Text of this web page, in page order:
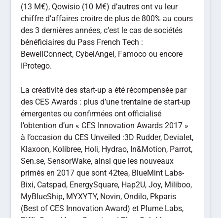
(13 M€), Qowisio (10 M€) d’autres ont vu leur
chiffre d’affaires croitre de plus de 800% au cours
des 3 dernières années, c’est le cas de sociétés
bénéficiaires du Pass French Tech :
BewellConnect, CybelAngel, Famoco ou encore
IProtego.
La créativité des start-up a été récompensée par
des CES Awards : plus d’une trentaine de start-up
émergentes ou confirmées ont officialisé
l’obtention d’un « CES Innovation Awards 2017 »
à l’occasion du CES Unveiled :3D Rudder, Devialet,
Klaxoon, Kolibree, Holi, Hydrao, In&Motion, Parrot,
Sen.se, SensorWake, ainsi que les nouveaux
primés en 2017 que sont 42tea, BlueMint Labs-
Bixi, Catspad, EnergySquare, Hap2U, Joy, Miliboo,
MyBlueShip, MYXYTY, Novin, Ondilo, Pkparis
(Best of CES Innovation Award) et Plume Labs,